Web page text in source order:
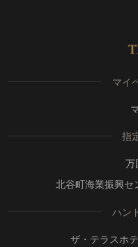
マイ
指
万
北谷町海業振興セ
ハン
ザ・テラスホ